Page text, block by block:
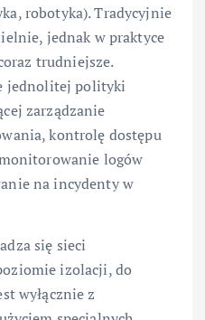
robotyka). Tradycyjnie
jednak w praktyce
trudniejsze.
jednolitej polityki
zarządzanie
kontrolę dostępu
logów
na incydenty w
się sieci
izolacji, do
wyłącznie z